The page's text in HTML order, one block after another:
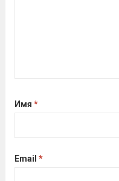
Имя *
Email *